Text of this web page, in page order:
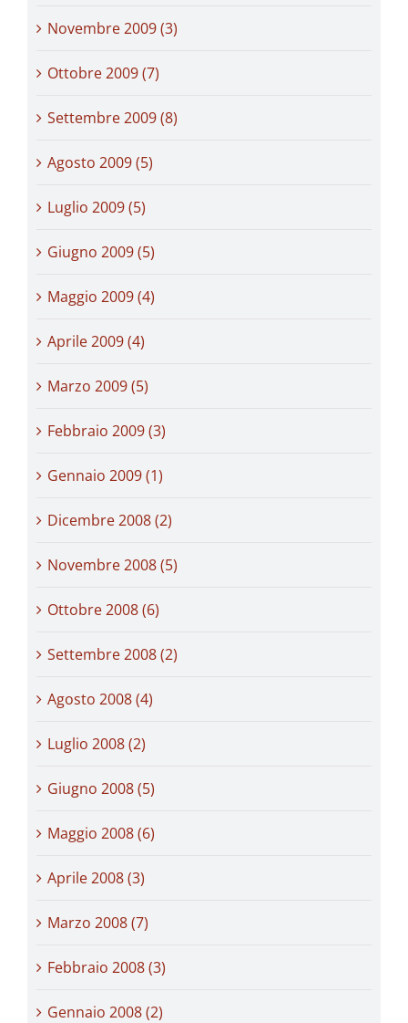
Novembre 2009 (3)
Ottobre 2009 (7)
Settembre 2009 (8)
Agosto 2009 (5)
Luglio 2009 (5)
Giugno 2009 (5)
Maggio 2009 (4)
Aprile 2009 (4)
Marzo 2009 (5)
Febbraio 2009 (3)
Gennaio 2009 (1)
Dicembre 2008 (2)
Novembre 2008 (5)
Ottobre 2008 (6)
Settembre 2008 (2)
Agosto 2008 (4)
Luglio 2008 (2)
Giugno 2008 (5)
Maggio 2008 (6)
Aprile 2008 (3)
Marzo 2008 (7)
Febbraio 2008 (3)
Gennaio 2008 (2)